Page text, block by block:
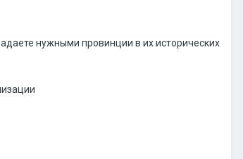
нужными провинции в их исторических